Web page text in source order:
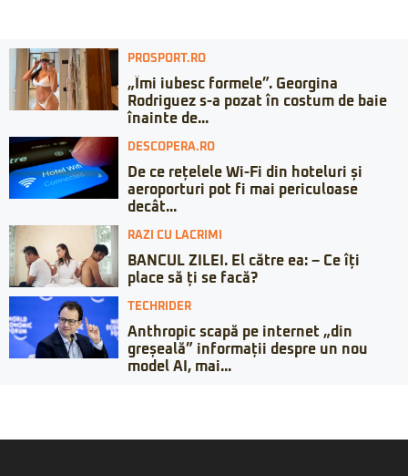
PROSPORT.RO
„Îmi iubesc formele”. Georgina
Rodriguez s-a pozat în costum de baie
înainte de...
DESCOPERA.RO
De ce rețelele Wi-Fi din hoteluri și
aeroporturi pot fi mai periculoase
decât...
RAZI CU LACRIMI
BANCUL ZILEI. El către ea: – Ce îți
place să ți se facă?
TECHRIDER
Anthropic scapă pe internet „din
greșeală” informații despre un nou
model AI, mai...